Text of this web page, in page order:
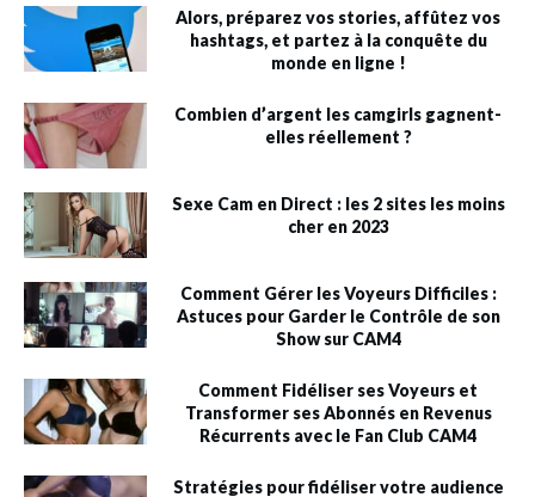
Alors, préparez vos stories, affûtez vos
hashtags, et partez à la conquête du
monde en ligne !
Combien d’argent les camgirls gagnent-
elles réellement ?
Sexe Cam en Direct : les 2 sites les moins
cher en 2023
Comment Gérer les Voyeurs Difficiles :
Astuces pour Garder le Contrôle de son
Show sur CAM4
Comment Fidéliser ses Voyeurs et
Transformer ses Abonnés en Revenus
Récurrents avec le Fan Club CAM4
Stratégies pour fidéliser votre audience